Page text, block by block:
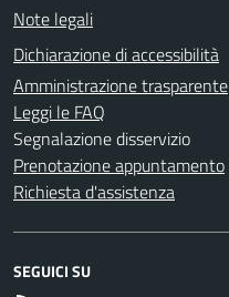
Note legali
Dichiarazione di accessibilità
Amministrazione trasparente
Leggi le FAQ
Segnalazione disservizio
Prenotazione appuntamento
Richiesta d'assistenza
SEGUICI SU